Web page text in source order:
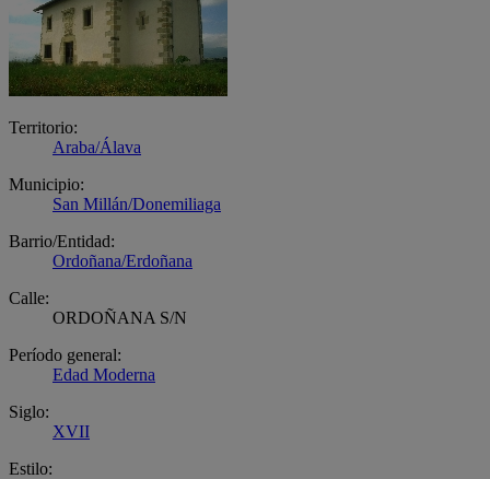
Territorio:
Araba/Álava
Municipio:
San Millán/Donemiliaga
Barrio/Entidad:
Ordoñana/Erdoñana
Calle:
ORDOÑANA S/N
Período general:
Edad Moderna
Siglo:
XVII
Estilo: